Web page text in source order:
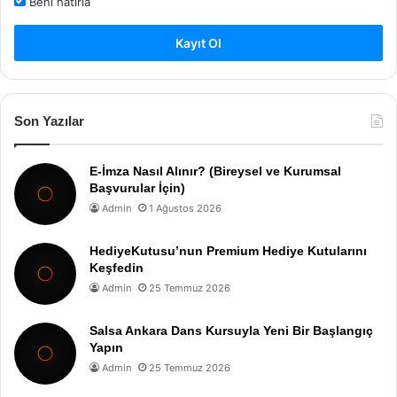
Kayıt Ol
Son Yazılar
E-İmza Nasıl Alınır? (Bireysel ve Kurumsal
Başvurular İçin)
Admin 1 Ağustos 2026
HediyeKutusu’nun Premium Hediye Kutularını
Keşfedin
Admin 25 Temmuz 2026
Salsa Ankara Dans Kursuyla Yeni Bir Başlangıç
Yapın
Admin 25 Temmuz 2026